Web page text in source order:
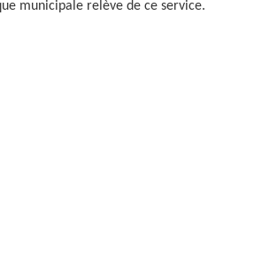
municipale relève de ce service.